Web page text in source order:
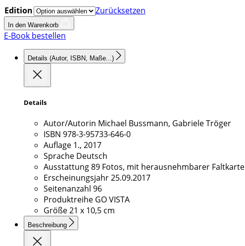
Edition
Zurücksetzen
In den Warenkorb
E-Book bestellen
Details (Autor, ISBN, Maße...)
Details
Autor/Autorin Michael Bussmann, Gabriele Tröger
ISBN 978-3-95733-646-0
Auflage 1., 2017
Sprache Deutsch
Ausstattung89 Fotos, mit herausnehmbarer Faltkarte
Erscheinungsjahr25.09.2017
Seitenanzahl 96
Produktreihe GO VISTA
Größe21 x 10,5 cm
Beschreibung